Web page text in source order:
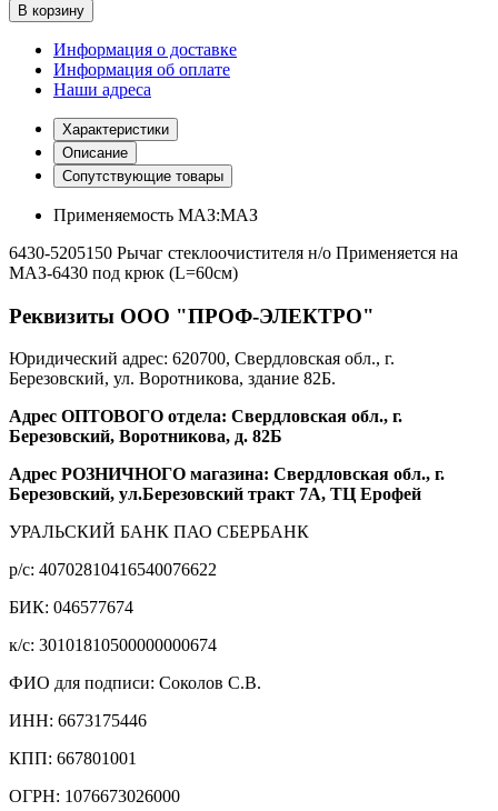
В корзину
Информация о доставке
Информация об оплате
Наши адреса
Характеристики
Описание
Сопутствующие товары
Применяемость МАЗ:МАЗ
6430-5205150 Рычаг стеклоочистителя н/о Применяется на
МАЗ-6430 под крюк (L=60см)
Реквизиты ООО "ПРОФ-ЭЛЕКТРО"
Юридический адрес: 620700, Свердловская обл., г.
Березовский, ул. Воротникова, здание 82Б.
Адрес ОПТОВОГО отдела: Свердловская обл., г.
Березовский, Воротникова, д. 82Б
Адрес РОЗНИЧНОГО магазина: Свердловская обл., г.
Березовский, ул.Березовский тракт 7А, ТЦ Ерофей
УРАЛЬСКИЙ БАНК ПАО СБЕРБАНК
р/c: 40702810416540076622
БИК: 046577674
к/c: 30101810500000000674
ФИО для подписи: Соколов С.В.
ИНН: 6673175446
КПП: 667801001
ОГРН: 1076673026000